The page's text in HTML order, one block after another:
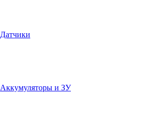
Датчики
Аккумуляторы и ЗУ